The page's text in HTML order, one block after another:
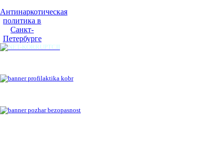
Антинаркотическая
политика в
Санкт-
Петербурге